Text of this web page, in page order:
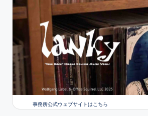
事務所公式ウェブサイトはこちら